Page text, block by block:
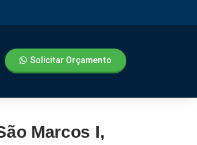
Solicitar Orçamento
Marcos I,